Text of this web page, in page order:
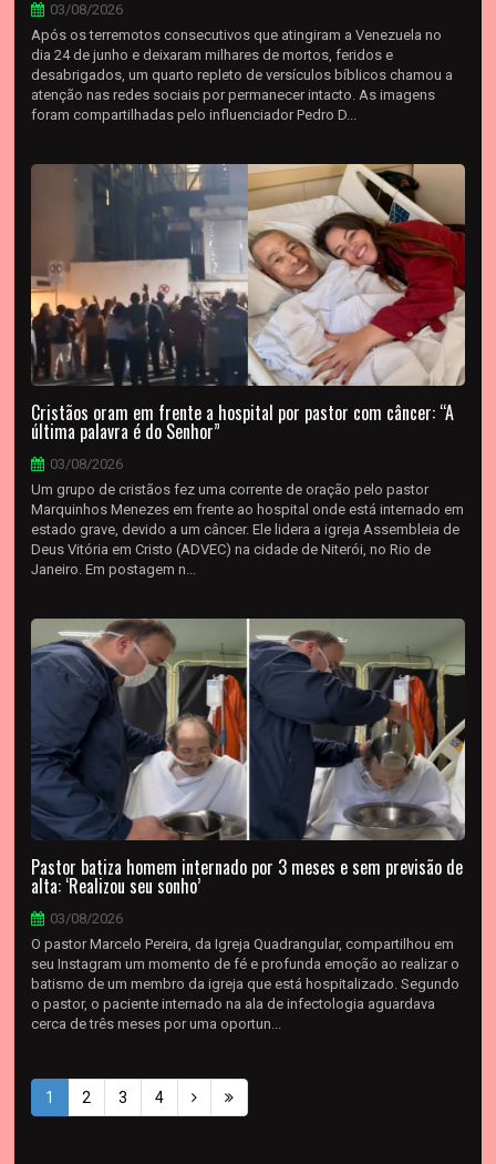
03/08/2026
Após os terremotos consecutivos que atingiram a Venezuela no
dia 24 de junho e deixaram milhares de mortos, feridos e
desabrigados, um quarto repleto de versículos bíblicos chamou a
atenção nas redes sociais por permanecer intacto. As imagens
foram compartilhadas pelo influenciador Pedro D...
Cristãos oram em frente a hospital por pastor com câncer: “A
última palavra é do Senhor”
03/08/2026
Um grupo de cristãos fez uma corrente de oração pelo pastor
Marquinhos Menezes em frente ao hospital onde está internado em
estado grave, devido a um câncer. Ele lidera a igreja Assembleia de
Deus Vitória em Cristo (ADVEC) na cidade de Niterói, no Rio de
Janeiro. Em postagem n...
Pastor batiza homem internado por 3 meses e sem previsão de
alta: ‘Realizou seu sonho’
03/08/2026
O pastor Marcelo Pereira, da Igreja Quadrangular, compartilhou em
seu Instagram um momento de fé e profunda emoção ao realizar o
batismo de um membro da igreja que está hospitalizado. Segundo
o pastor, o paciente internado na ala de infectologia aguardava
cerca de três meses por uma oportun...
1 2 3 4